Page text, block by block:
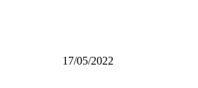
17/05/2022